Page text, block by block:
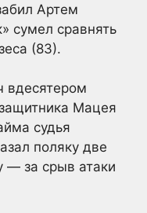
Артем
сумел сравнять
(83).
вдесятером
Мацея
судья
поляку две
— за срыв атаки